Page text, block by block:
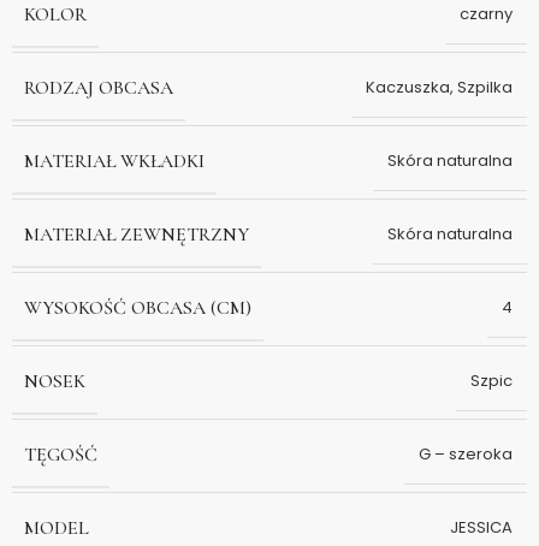
KOLOR czarny
RODZAJ OBCASA Kaczuszka, Szpilka
MATERIAŁ WKŁADKI Skóra naturalna
MATERIAŁ ZEWNĘTRZNY Skóra naturalna
WYSOKOŚĆ OBCASA (CM) 4
NOSEK Szpic
TĘGOŚĆ G – szeroka
MODEL JESSICA